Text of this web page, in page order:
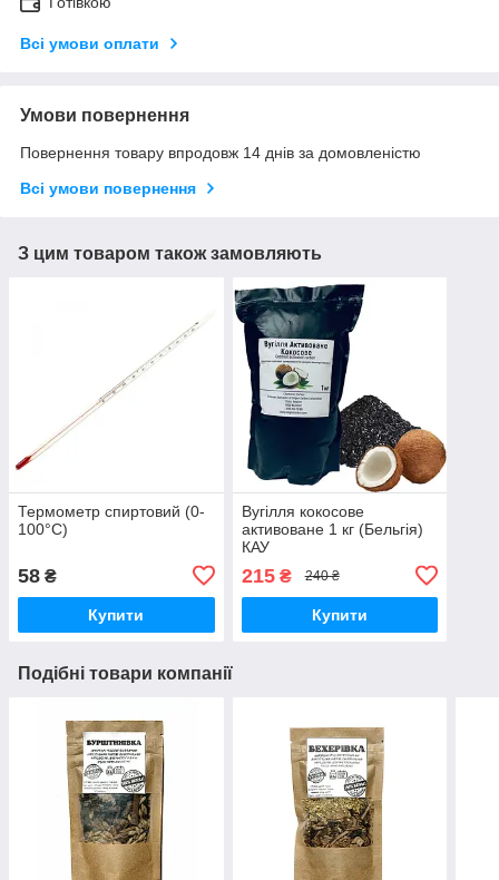
Всі умови оплати
Умови повернення
Повернення товару впродовж 14 днів за домовленістю
Всі умови повернення
З цим товаром також замовляють
Термометр спиртовий (0-
100°С)
58 ₴
Купити
Вугілля кокосове
активоване 1 кг (Бельгія)
КАУ
215₴ 240 ₴
Купити
Подібні товари компанії